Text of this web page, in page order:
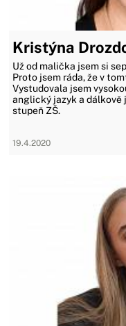
Kristýna
Už od malička jsem si
Proto jsem ráda, že v
Vystudovala jsem
anglický jazyk a dálkově
stupeň ZŠ.
19.4.2020